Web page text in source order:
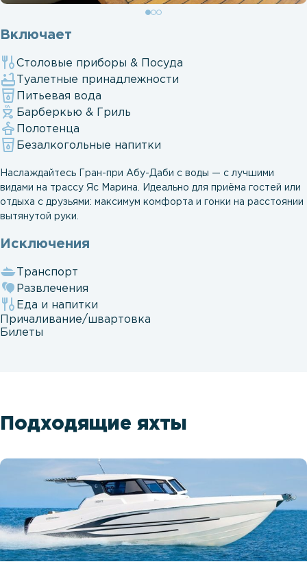
Включает
Столовые приборы & Посуда
Туалетные принадлежности
Питьевая вода
Барберкью & Гриль
Полотенца
Безалкогольные напитки
Наслаждайтесь Гран-при Абу-Даби с воды — с лучшими
видами на трассу Яс Марина. Идеально для приёма гостей или
отдыха с друзьями: максимум комфорта и гонки на расстоянии
вытянутой руки.
Исключения
Транспорт
Развлечения
Еда и напитки
Причаливание/швартовка
Билеты
Подходящие яхты